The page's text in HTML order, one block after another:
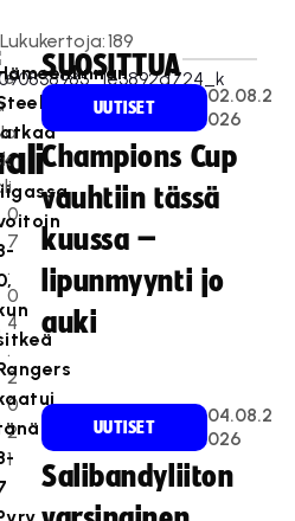
0
7
.
0
4
.
2
0
2
1
Lukukertoja:189
SUOSITTUA
UUTISET
02.08.2
026
Champions Cup
vauhtiin tässä
kuussa –
lipunmyynti jo
auki
UUTISET
04.08.2
026
Salibandyliiton